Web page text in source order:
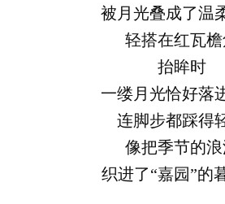
被月光叠成了温
轻搭在红瓦檐
抬眸时
一缕月光恰好落
连脚步都踩得
像把季节的浪
织进了“嘉园”的